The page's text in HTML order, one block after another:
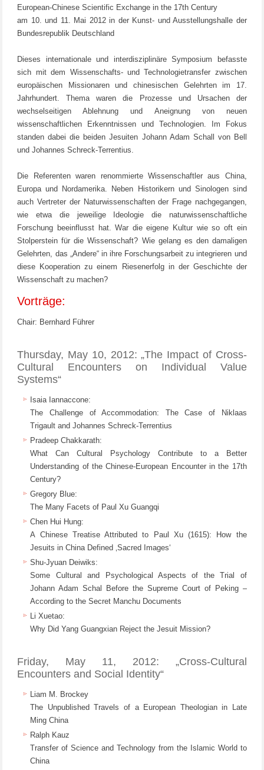
European-Chinese Scientific Exchange in the 17th Century
am 10. und 11. Mai 2012 in der Kunst- und Ausstellungshalle der
Bundesrepublik Deutschland
Dieses internationale und interdisziplinäre Symposium befasste
sich mit dem Wissenschafts- und Technologietransfer zwischen
europäischen Missionaren und chinesischen Gelehrten im 17.
Jahrhundert. Thema waren die Prozesse und Ursachen der
wechselseitigen Ablehnung und Aneignung von neuen
wissenschaftlichen Erkenntnissen und Technologien. Im Fokus
standen dabei die beiden Jesuiten Johann Adam Schall von Bell
und Johannes Schreck-Terrentius.
Die Referenten waren renommierte Wissenschaftler aus China,
Europa und Nordamerika. Neben Historikern und Sinologen sind
auch Vertreter der Naturwissenschaften der Frage nachgegangen,
wie etwa die jeweilige Ideologie die naturwissenschaftliche
Forschung beeinflusst hat. War die eigene Kultur wie so oft ein
Stolperstein für die Wissenschaft? Wie gelang es den damaligen
Gelehrten, das „Andere“ in ihre Forschungsarbeit zu integrieren und
diese Kooperation zu einem Riesenerfolg in der Geschichte der
Wissenschaft zu machen?
Vorträge:
Chair: Bernhard Führer
Thursday, May 10, 2012: „The Impact of Cross-
Cultural Encounters on Individual Value
Systems“
Isaia Iannaccone:
The Challenge of Accommodation: The Case of Niklaas
Trigault and Johannes Schreck-Terrentius
Pradeep Chakkarath:
What Can Cultural Psychology Contribute to a Better
Understanding of the Chinese-European Encounter in the 17th
Century?
Gregory Blue:
The Many Facets of Paul Xu Guangqi
Chen Hui Hung:
A Chinese Treatise Attributed to Paul Xu (1615): How the
Jesuits in China Defined ‚Sacred Images‘
Shu-Jyuan Deiwiks:
Some Cultural and Psychological Aspects of the Trial of
Johann Adam Schal Before the Supreme Court of Peking –
According to the Secret Manchu Documents
Li Xuetao:
Why Did Yang Guangxian Reject the Jesuit Mission?
Friday, May 11, 2012: „Cross-Cultural
Encounters and Social Identity“
Liam M. Brockey
The Unpublished Travels of a European Theologian in Late
Ming China
Ralph Kauz
Transfer of Science and Technology from the Islamic World to
China